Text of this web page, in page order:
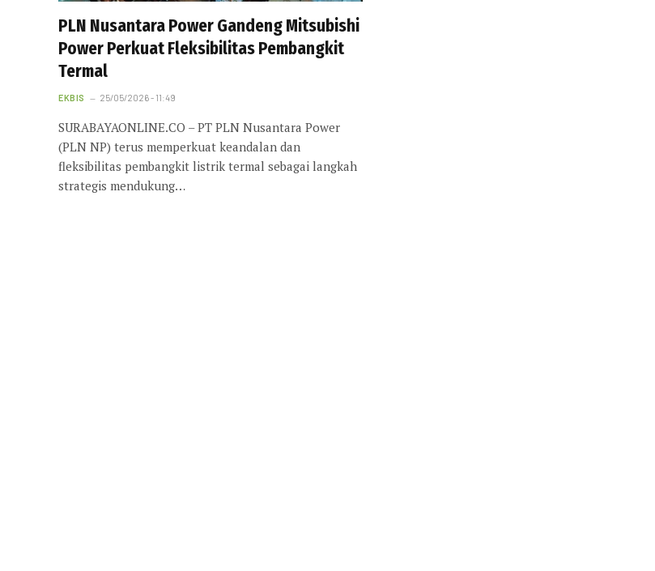
PLN Nusantara Power Gandeng Mitsubishi
Power Perkuat Fleksibilitas Pembangkit
Termal
EKBIS 25/05/2026 - 11:49
SURABAYAONLINE.CO – PT PLN Nusantara Power
(PLN NP) terus memperkuat keandalan dan
fleksibilitas pembangkit listrik termal sebagai langkah
strategis mendukung…